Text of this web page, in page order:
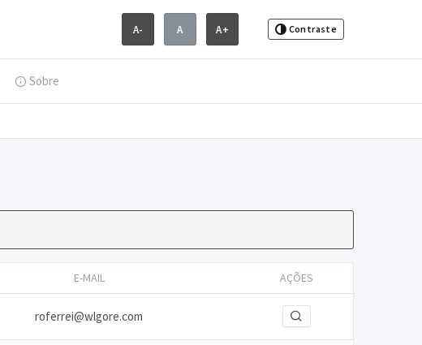
A- A A+ Contraste
Sobre
E-MAIL AÇÕES
roferrei@wlgore.com